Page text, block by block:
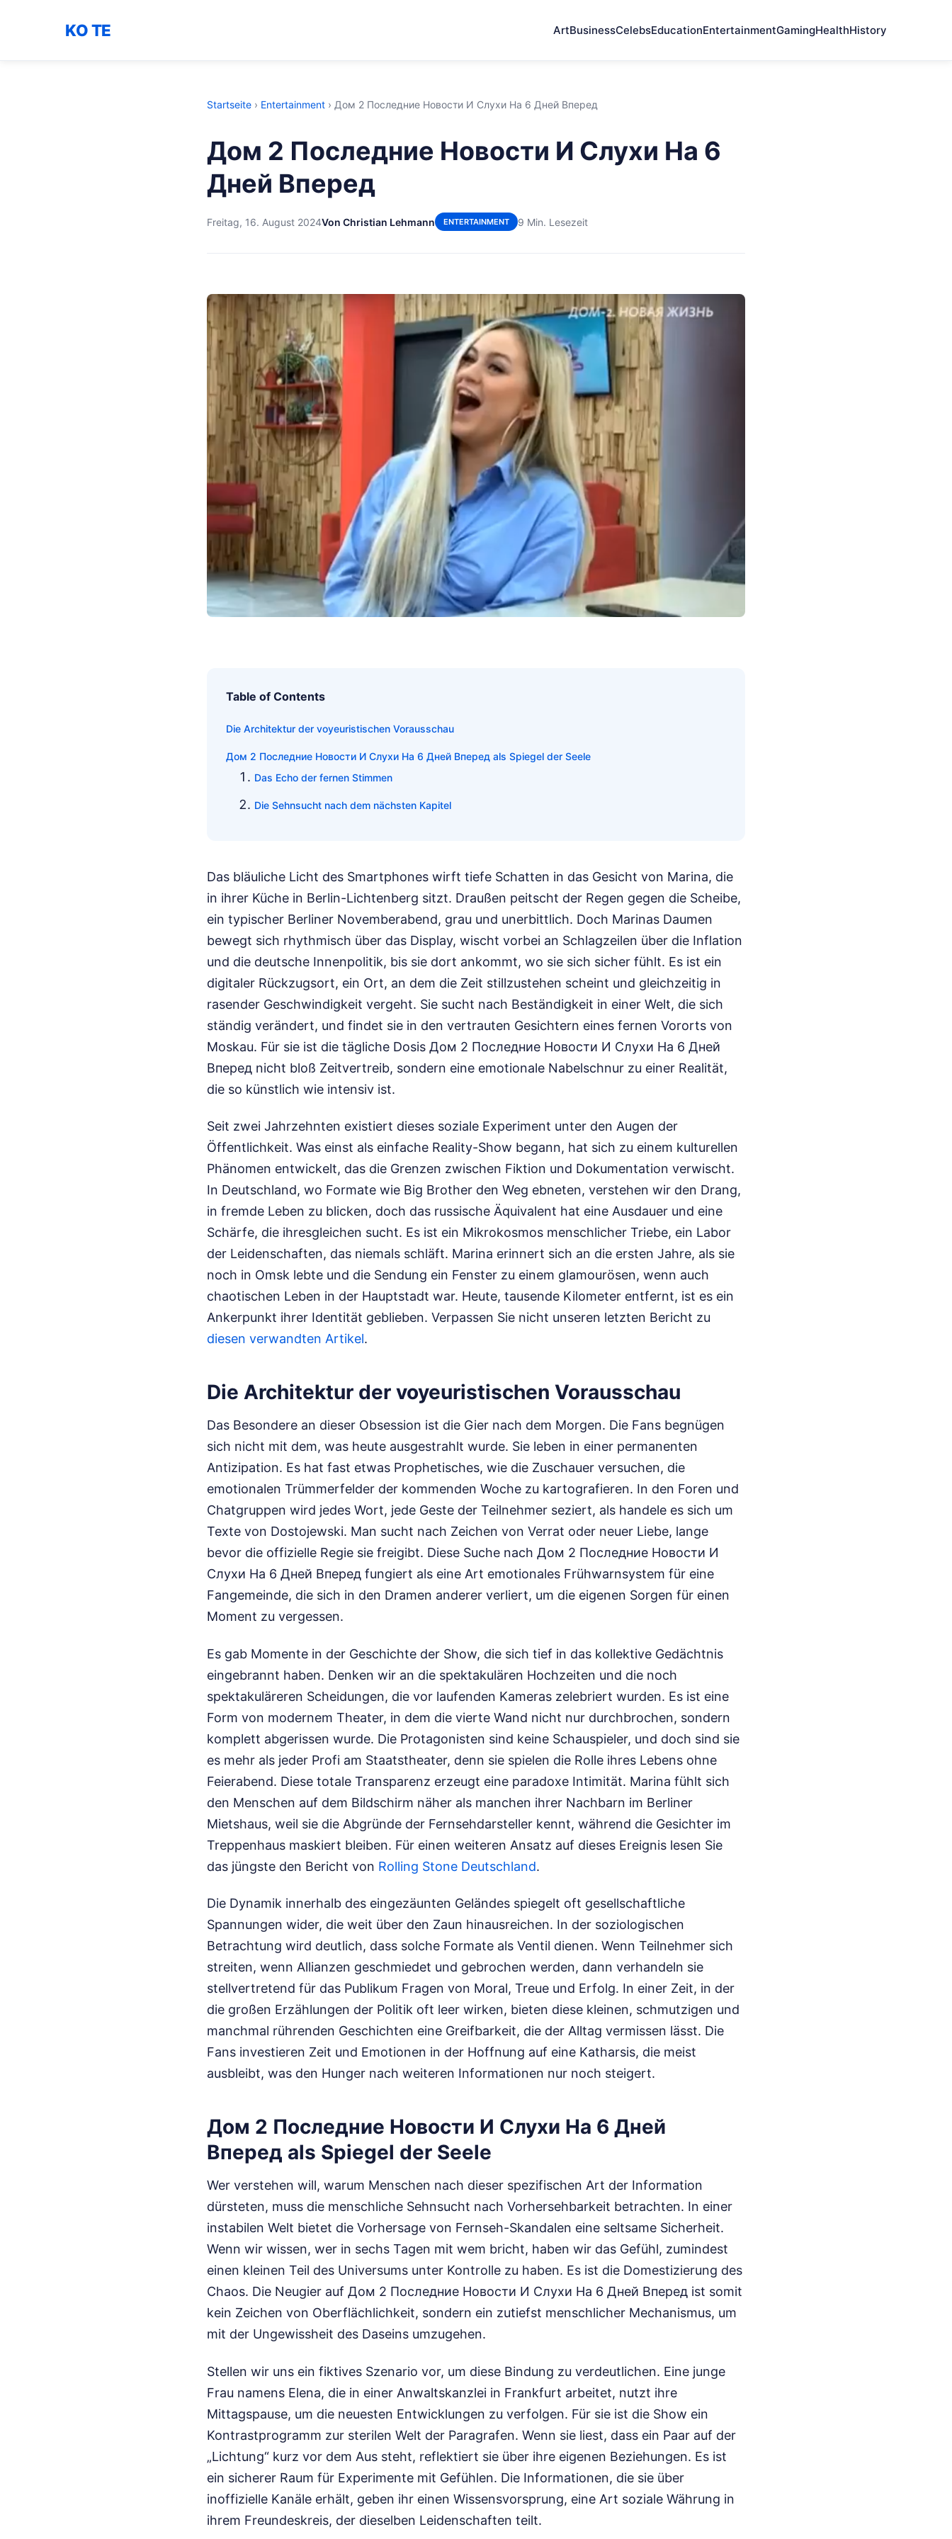
KO TE ArtBusinessCelebsEducationEntertainmentGamingHealthHistory
Startseite › Entertainment › Дом 2 Последние Новости И Слухи На 6 Дней Вперед
Дом 2 Последние Новости И Слухи На 6
Дней Вперед
Freitag, 16. August 2024Von Christian Lehmann ENTERTAINMENT 9 Min. Lesezeit
Table of Contents
Die Architektur der voyeuristischen Vorausschau
Дом 2 Последние Новости И Слухи На 6 Дней Вперед als Spiegel der Seele
Das Echo der fernen Stimmen
Die Sehnsucht nach dem nächsten Kapitel
Das bläuliche Licht des Smartphones wirft tiefe Schatten in das Gesicht von Marina, die
in ihrer Küche in Berlin-Lichtenberg sitzt. Draußen peitscht der Regen gegen die Scheibe,
ein typischer Berliner Novemberabend, grau und unerbittlich. Doch Marinas Daumen
bewegt sich rhythmisch über das Display, wischt vorbei an Schlagzeilen über die Inflation
und die deutsche Innenpolitik, bis sie dort ankommt, wo sie sich sicher fühlt. Es ist ein
digitaler Rückzugsort, ein Ort, an dem die Zeit stillzustehen scheint und gleichzeitig in
rasender Geschwindigkeit vergeht. Sie sucht nach Beständigkeit in einer Welt, die sich
ständig verändert, und findet sie in den vertrauten Gesichtern eines fernen Vororts von
Moskau. Für sie ist die tägliche Dosis Дом 2 Последние Новости И Слухи На 6 Дней
Вперед nicht bloß Zeitvertreib, sondern eine emotionale Nabelschnur zu einer Realität,
die so künstlich wie intensiv ist.
Seit zwei Jahrzehnten existiert dieses soziale Experiment unter den Augen der
Öffentlichkeit. Was einst als einfache Reality-Show begann, hat sich zu einem kulturellen
Phänomen entwickelt, das die Grenzen zwischen Fiktion und Dokumentation verwischt.
In Deutschland, wo Formate wie Big Brother den Weg ebneten, verstehen wir den Drang,
in fremde Leben zu blicken, doch das russische Äquivalent hat eine Ausdauer und eine
Schärfe, die ihresgleichen sucht. Es ist ein Mikrokosmos menschlicher Triebe, ein Labor
der Leidenschaften, das niemals schläft. Marina erinnert sich an die ersten Jahre, als sie
noch in Omsk lebte und die Sendung ein Fenster zu einem glamourösen, wenn auch
chaotischen Leben in der Hauptstadt war. Heute, tausende Kilometer entfernt, ist es ein
Ankerpunkt ihrer Identität geblieben. Verpassen Sie nicht unseren letzten Bericht zu
diesen verwandten Artikel.
Die Architektur der voyeuristischen Vorausschau
Das Besondere an dieser Obsession ist die Gier nach dem Morgen. Die Fans begnügen
sich nicht mit dem, was heute ausgestrahlt wurde. Sie leben in einer permanenten
Antizipation. Es hat fast etwas Prophetisches, wie die Zuschauer versuchen, die
emotionalen Trümmerfelder der kommenden Woche zu kartografieren. In den Foren und
Chatgruppen wird jedes Wort, jede Geste der Teilnehmer seziert, als handele es sich um
Texte von Dostojewski. Man sucht nach Zeichen von Verrat oder neuer Liebe, lange
bevor die offizielle Regie sie freigibt. Diese Suche nach Дом 2 Последние Новости И
Слухи На 6 Дней Вперед fungiert als eine Art emotionales Frühwarnsystem für eine
Fangemeinde, die sich in den Dramen anderer verliert, um die eigenen Sorgen für einen
Moment zu vergessen.
Es gab Momente in der Geschichte der Show, die sich tief in das kollektive Gedächtnis
eingebrannt haben. Denken wir an die spektakulären Hochzeiten und die noch
spektakuläreren Scheidungen, die vor laufenden Kameras zelebriert wurden. Es ist eine
Form von modernem Theater, in dem die vierte Wand nicht nur durchbrochen, sondern
komplett abgerissen wurde. Die Protagonisten sind keine Schauspieler, und doch sind sie
es mehr als jeder Profi am Staatstheater, denn sie spielen die Rolle ihres Lebens ohne
Feierabend. Diese totale Transparenz erzeugt eine paradoxe Intimität. Marina fühlt sich
den Menschen auf dem Bildschirm näher als manchen ihrer Nachbarn im Berliner
Mietshaus, weil sie die Abgründe der Fernsehdarsteller kennt, während die Gesichter im
Treppenhaus maskiert bleiben. Für einen weiteren Ansatz auf dieses Ereignis lesen Sie
das jüngste den Bericht von Rolling Stone Deutschland.
Die Dynamik innerhalb des eingezäunten Geländes spiegelt oft gesellschaftliche
Spannungen wider, die weit über den Zaun hinausreichen. In der soziologischen
Betrachtung wird deutlich, dass solche Formate als Ventil dienen. Wenn Teilnehmer sich
streiten, wenn Allianzen geschmiedet und gebrochen werden, dann verhandeln sie
stellvertretend für das Publikum Fragen von Moral, Treue und Erfolg. In einer Zeit, in der
die großen Erzählungen der Politik oft leer wirken, bieten diese kleinen, schmutzigen und
manchmal rührenden Geschichten eine Greifbarkeit, die der Alltag vermissen lässt. Die
Fans investieren Zeit und Emotionen in der Hoffnung auf eine Katharsis, die meist
ausbleibt, was den Hunger nach weiteren Informationen nur noch steigert.
Дом 2 Последние Новости И Слухи На 6 Дней
Вперед als Spiegel der Seele
Wer verstehen will, warum Menschen nach dieser spezifischen Art der Information
dürsteten, muss die menschliche Sehnsucht nach Vorhersehbarkeit betrachten. In einer
instabilen Welt bietet die Vorhersage von Fernseh-Skandalen eine seltsame Sicherheit.
Wenn wir wissen, wer in sechs Tagen mit wem bricht, haben wir das Gefühl, zumindest
einen kleinen Teil des Universums unter Kontrolle zu haben. Es ist die Domestizierung des
Chaos. Die Neugier auf Дом 2 Последние Новости И Слухи На 6 Дней Вперед ist somit
kein Zeichen von Oberflächlichkeit, sondern ein zutiefst menschlicher Mechanismus, um
mit der Ungewissheit des Daseins umzugehen.
Stellen wir uns ein fiktives Szenario vor, um diese Bindung zu verdeutlichen. Eine junge
Frau namens Elena, die in einer Anwaltskanzlei in Frankfurt arbeitet, nutzt ihre
Mittagspause, um die neuesten Entwicklungen zu verfolgen. Für sie ist die Show ein
Kontrastprogramm zur sterilen Welt der Paragrafen. Wenn sie liest, dass ein Paar auf der
„Lichtung“ kurz vor dem Aus steht, reflektiert sie über ihre eigenen Beziehungen. Es ist
ein sicherer Raum für Experimente mit Gefühlen. Die Informationen, die sie über
inoffizielle Kanäle erhält, geben ihr einen Wissensvorsprung, eine Art soziale Währung in
ihrem Freundeskreis, der dieselben Leidenschaften teilt.